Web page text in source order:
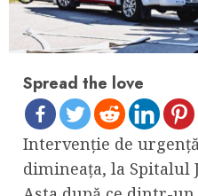
Spread the love
Intervenție de
dimineața, la Spitalul